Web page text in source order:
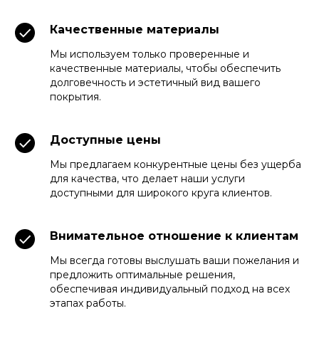
Качественные материалы
Мы используем только проверенные и
качественные материалы, чтобы обеспечить
долговечность и эстетичный вид вашего
покрытия.
Доступные цены
Мы предлагаем конкурентные цены без ущерба
для качества, что делает наши услуги
доступными для широкого круга клиентов.
Внимательное отношение к клиентам
Мы всегда готовы выслушать ваши пожелания и
предложить оптимальные решения,
обеспечивая индивидуальный подход на всех
этапах работы.